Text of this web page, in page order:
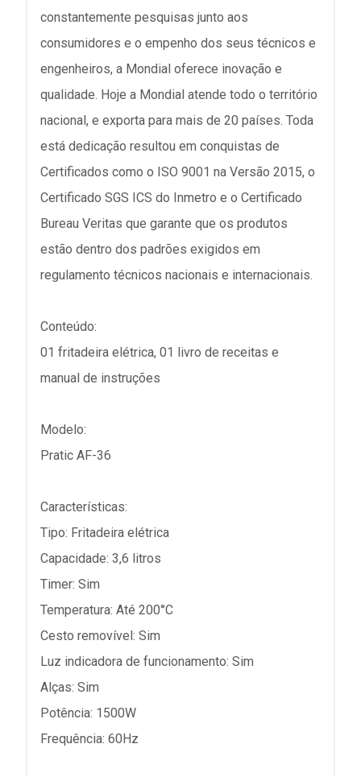
constantemente pesquisas junto aos
consumidores e o empenho dos seus técnicos e
engenheiros, a Mondial oferece inovação e
qualidade. Hoje a Mondial atende todo o território
nacional, e exporta para mais de 20 países. Toda
está dedicação resultou em conquistas de
Certificados como o ISO 9001 na Versão 2015, o
Certificado SGS ICS do Inmetro e o Certificado
Bureau Veritas que garante que os produtos
estão dentro dos padrões exigidos em
regulamento técnicos nacionais e internacionais.
Conteúdo:
01 fritadeira elétrica, 01 livro de receitas e
manual de instruções
Modelo:
Pratic AF-36
Características:
Tipo: Fritadeira elétrica
Capacidade: 3,6 litros
Timer: Sim
Temperatura: Até 200°C
Cesto removível: Sim
Luz indicadora de funcionamento: Sim
Alças: Sim
Potência: 1500W
Frequência: 60Hz